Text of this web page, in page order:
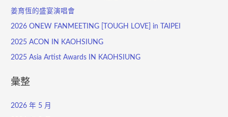
姜育恆的盛宴演唱會
2026 ONEW FANMEETING [TOUGH LOVE] in TAIPEI
2025 ACON IN KAOHSIUNG
2025 Asia Artist Awards IN KAOHSIUNG
彙整
2026 年 5 月